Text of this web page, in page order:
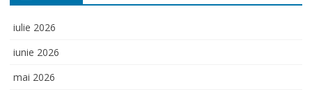
iulie 2026
iunie 2026
mai 2026